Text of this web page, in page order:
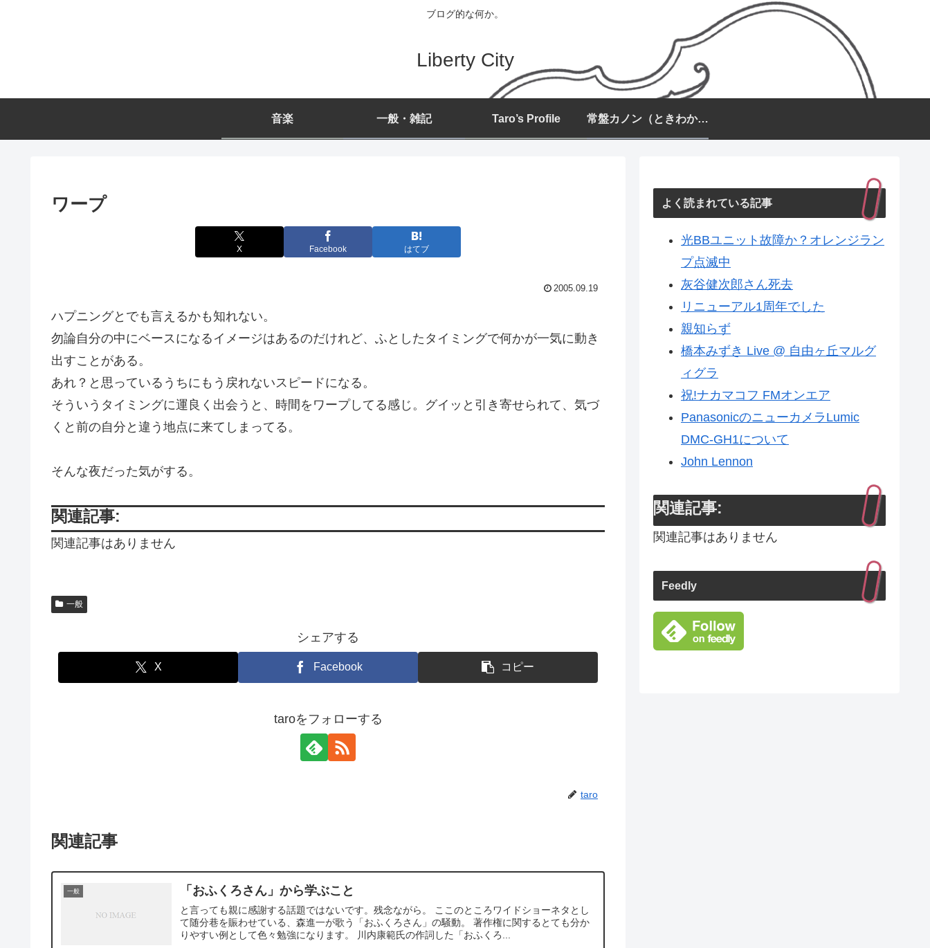
ブログ的な何か。
Liberty City
音楽 一般・雑記 Taro’s Profile 常盤カノン（ときわかのん）
ワープ
X Facebook はてブ
2005.09.19
ハプニングとでも言えるかも知れない。
勿論自分の中にベースになるイメージはあるのだけれど、ふとしたタイミングで何かが一気に動き
出すことがある。
あれ？と思っているうちにもう戻れないスピードになる。
そういうタイミングに運良く出会うと、時間をワープしてる感じ。グイッと引き寄せられて、気づ
くと前の自分と違う地点に来てしまってる。
そんな夜だった気がする。
関連記事:
関連記事はありません
一般
シェアする
X Facebook コピー
taroをフォローする
taro
関連記事
一般 「おふくろさん」から学ぶこと
と言っても親に感謝する話題ではないです。残念ながら。 ここのところワイドショーネタとし
て随分巷を賑わせている、森進一が歌う「おふくろさん」の騒動。 著作権に関するとても分か
りやすい例として色々勉強になります。 川内康範氏の作詞した「おふくろ...
よく読まれている記事
光BBユニット故障か？オレンジラン
プ点滅中
灰谷健次郎さん死去
リニューアル1周年でした
親知らず
橋本みずき Live @ 自由ヶ丘マルグ
ィグラ
祝!ナカマコフ FMオンエア
PanasonicのニューカメラLumic
DMC-GH1について
John Lennon
関連記事:
関連記事はありません
Feedly